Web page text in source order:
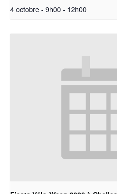
4 octobre - 9h00- 12h00